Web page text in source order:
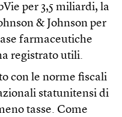
per 3,5 miliardi, la
& Johnson per
farmaceutiche
registrato utili.
con le norme fiscali
statunitensi di
tasse. Come